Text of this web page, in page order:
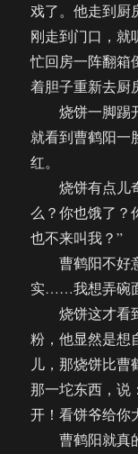
戏了。他走到厨
刚走到门口，就
忙回房一阵翻箱
着胆子重新去厨
烧饼一脚踢开
就看到曹鹤阳一
红。
烧饼有点儿奇
么？你也饿了？
也不来叫我？”
曹鹤阳不好
实……我想弄碗
烧饼这才看到
粉，他显然是想
儿，那烧饼比曹
那一坨东西，说
开！看饼爷给你
曹鹤阳就真的